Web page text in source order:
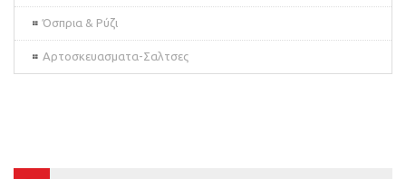
Όσπρια & Ρύζι
Αρτοσκευασματα-Σαλτσες